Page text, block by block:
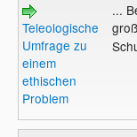
Teleologische
Umfrage zu
einem
ethischen
Problem
...